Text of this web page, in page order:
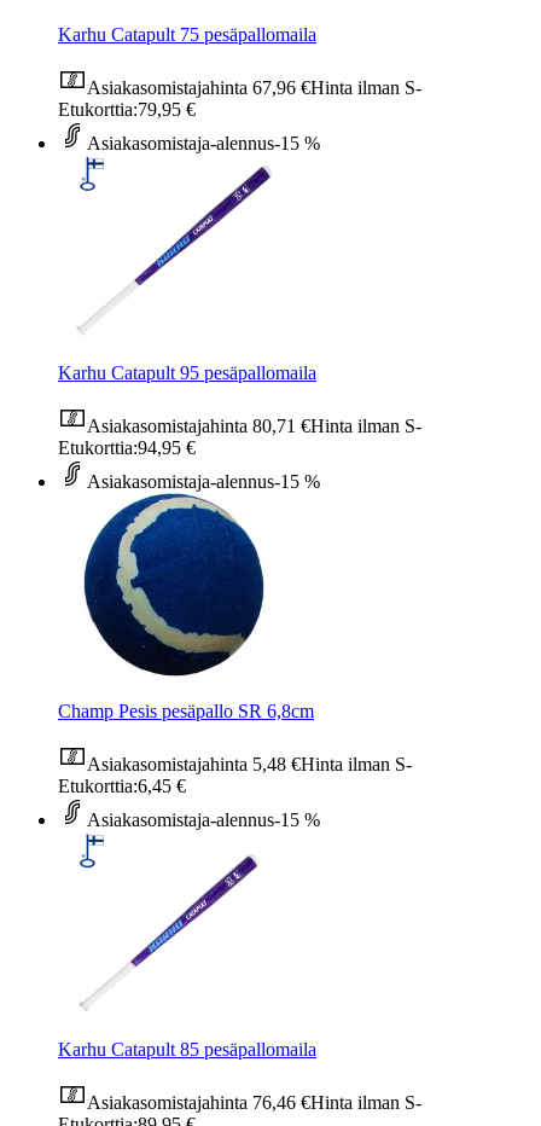
Karhu Catapult 75 pesäpallomaila
Asiakasomistajahinta 67,96 €Hinta ilman S-
Etukorttia:79,95 €
Asiakasomistaja-alennus-15 %
Karhu Catapult 95 pesäpallomaila
Asiakasomistajahinta 80,71 €Hinta ilman S-
Etukorttia:94,95 €
Asiakasomistaja-alennus-15 %
Champ Pesis pesäpallo SR 6,8cm
Asiakasomistajahinta 5,48 €Hinta ilman S-
Etukorttia:6,45 €
Asiakasomistaja-alennus-15 %
Karhu Catapult 85 pesäpallomaila
Asiakasomistajahinta 76,46 €Hinta ilman S-